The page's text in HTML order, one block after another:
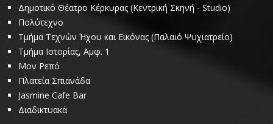
Δημοτικό Θέατρο Κέρκυρας (Κεντρική Σκηνή - Studio)
Πολύτεχνο
Τμήμα Τεχνών Ήχου και Εικόνας (Παλαιό Ψυχιατρείο)
Τμήμα Ιστορίας, Αμφ. 1
Μον Ρεπό
Πλατεία Σπιανάδα
Jasmine Cafe Bar
Διαδικτυακά